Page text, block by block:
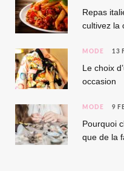
Repas
cultivez la
MODE 13
Le choix
occasion
MODE 9
Pourquoi
que de la